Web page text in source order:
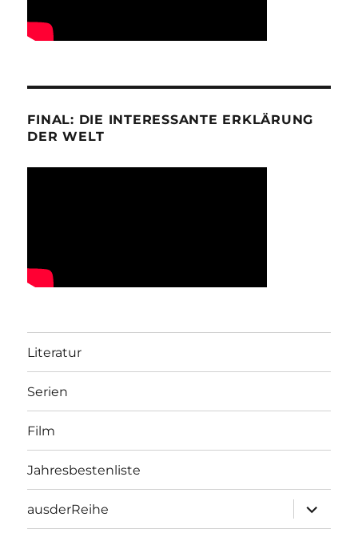
FINAL: DIE INTERESSANTE ERKLÄRUNG
DER WELT
Literatur
Serien
Film
Jahresbestenliste
ausderReihe
öffnen